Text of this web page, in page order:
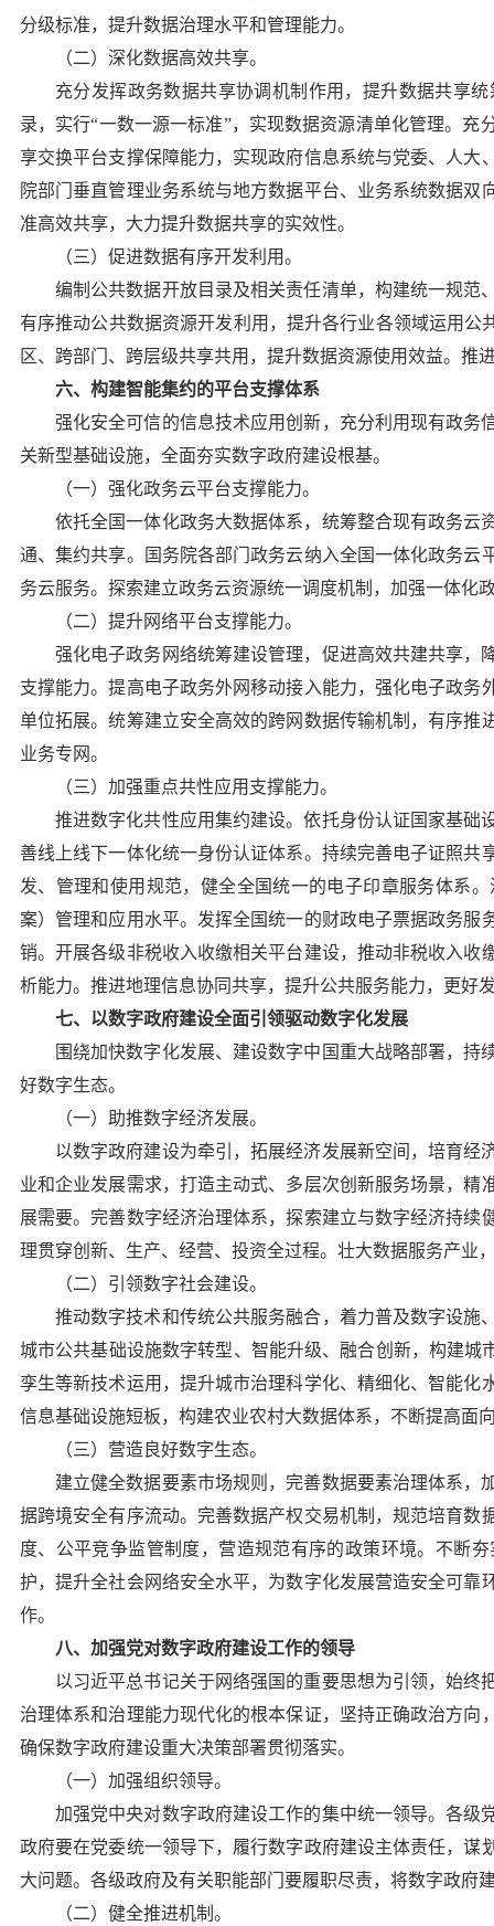
分级标准，提升数据治理水平和管理能力。
（二）深化数据高效共享。
充分发挥政务数据共享协调机制作用，提升数据共享
录，实行“一数一源一标准”，实现数据资源清单化管理。
享交换平台支撑保障能力，实现政府信息系统与党委、人
院部门垂直管理业务系统与地方数据平台、业务系统数据
准高效共享，大力提升数据共享的实效性。
（三）促进数据有序开发利用。
编制公共数据开放目录及相关责任清单，构建统一规
有序推动公共数据资源开发利用，提升各行业各领域运用
区、跨部门、跨层级共享共用，提升数据资源使用效益。推
六、构建智能集约的平台支撑体系
强化安全可信的信息技术应用创新，充分利用现有政
关新型基础设施，全面夯实数字政府建设根基。
（一）强化政务云平台支撑能力。
依托全国一体化政务大数据体系，统筹整合现有政务
通、集约共享。国务院各部门政务云纳入全国一体化政务
务云服务。探索建立政务云资源统一调度机制，加强一体化
（二）提升网络平台支撑能力。
强化电子政务网络统筹建设管理，促进高效共建共享
支撑能力。提高电子政务外网移动接入能力，强化电子政
单位拓展。统筹建立安全高效的跨网数据传输机制，有序
业务专网。
（三）加强重点共性应用支撑能力。
推进数字化共性应用集约建设。依托身份认证国家基
善线上线下一体化统一身份认证体系。持续完善电子证照
发、管理和使用规范，健全全国统一的电子印章服务体系
案）管理和应用水平。发挥全国统一的财政电子票据政务
销。开展各级非税收入收缴相关平台建设，推动非税收入
析能力。推进地理信息协同共享，提升公共服务能力，更好
七、以数字政府建设全面引领驱动数字化发展
围绕加快数字化发展、建设数字中国重大战略部署，
好数字生态。
（一）助推数字经济发展。
以数字政府建设为牵引，拓展经济发展新空间，培育
业和企业发展需求，打造主动式、多层次创新服务场景，
展需要。完善数字经济治理体系，探索建立与数字经济持
理贯穿创新、生产、经营、投资全过程。壮大数据服务产业
（二）引领数字社会建设。
推动数字技术和传统公共服务融合，着力普及数字设
城市公共基础设施数字转型、智能升级、融合创新，构建
孪生等新技术运用，提升城市治理科学化、精细化、智能
信息基础设施短板，构建农业农村大数据体系，不断提高面
（三）营造良好数字生态。
建立健全数据要素市场规则，完善数据要素治理体系
据跨境安全有序流动。完善数据产权交易机制，规范培育
度、公平竞争监管制度，营造规范有序的政策环境。不断
护，提升全社会网络安全水平，为数字化发展营造安全可
作。
八、加强党对数字政府建设工作的领导
以习近平总书记关于网络强国的重要思想为引领，始
治理体系和治理能力现代化的根本保证，坚持正确政治方
确保数字政府建设重大决策部署贯彻落实。
（一）加强组织领导。
加强党中央对数字政府建设工作的集中统一领导。各
政府要在党委统一领导下，履行数字政府建设主体责任，
大问题。各级政府及有关职能部门要履职尽责，将数字政府
（二）健全推进机制。